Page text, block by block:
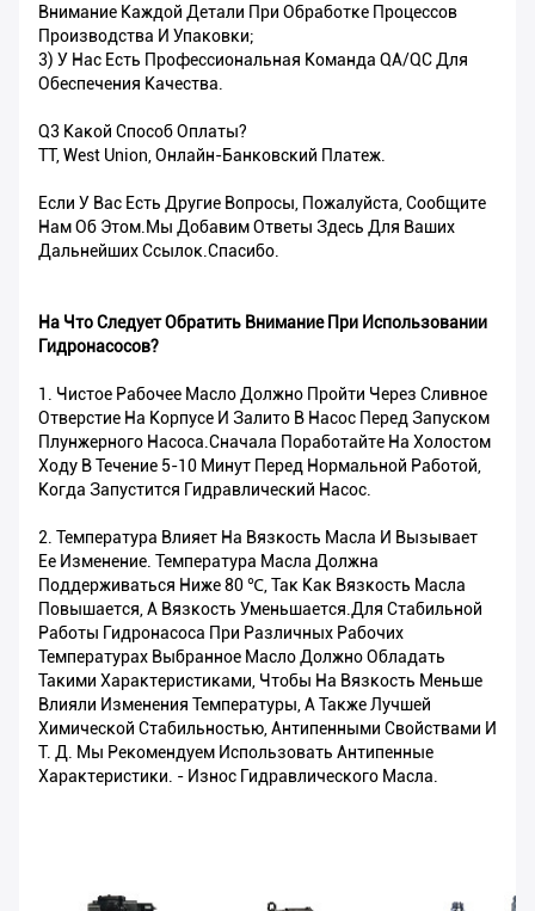
Внимание Каждой Детали При Обработке Процессов
Производства И Упаковки;
3) У Нас Есть Профессиональная Команда QA/QC Для
Обеспечения Качества.
Q3 Какой Способ Оплаты?
TT, West Union, Онлайн-Банковский Платеж.
Если У Вас Есть Другие Вопросы, Пожалуйста, Сообщите
Нам Об Этом.Мы Добавим Ответы Здесь Для Ваших
Дальнейших Ссылок.Спасибо.
На Что Следует Обратить Внимание При Использовании
Гидронасосов?
1. Чистое Рабочее Масло Должно Пройти Через Сливное
Отверстие На Корпусе И Залито В Насос Перед Запуском
Плунжерного Насоса.Сначала Поработайте На Холостом
Ходу В Течение 5-10 Минут Перед Нормальной Работой,
Когда Запустится Гидравлический Насос.
2. Температура Влияет На Вязкость Масла И Вызывает
Ее Изменение. Температура Масла Должна
Поддерживаться Ниже 80 ℃, Так Как Вязкость Масла
Повышается, А Вязкость Уменьшается.Для Стабильной
Работы Гидронасоса При Различных Рабочих
Температурах Выбранное Масло Должно Обладать
Такими Характеристиками, Чтобы На Вязкость Меньше
Влияли Изменения Температуры, А Также Лучшей
Химической Стабильностью, Антипенными Свойствами И
Т. Д. Мы Рекомендуем Использовать Антипенные
Характеристики. - Износ Гидравлического Масла.